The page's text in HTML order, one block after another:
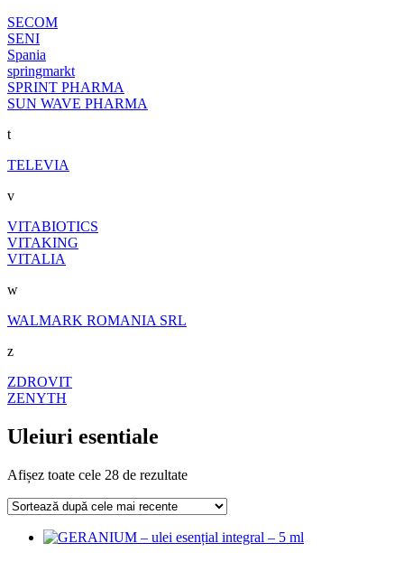
SECOM
SENI
Spania
springmarkt
SPRINT PHARMA
SUN WAVE PHARMA
t
TELEVIA
v
VITABIOTICS
VITAKING
VITALIA
w
WALMARK ROMANIA SRL
z
ZDROVIT
ZENYTH
Uleiuri esentiale
Afișez toate cele 28 de rezultateSortat
recente